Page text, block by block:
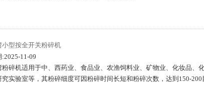
小型按全开关粉碎机
11-09
粉碎机适用于中、西药业、食品业、农渔饲料业、矿物业、化妆品、
究实验室等，其粉碎细度可因粉碎时间长短和粉碎次数，达到150-